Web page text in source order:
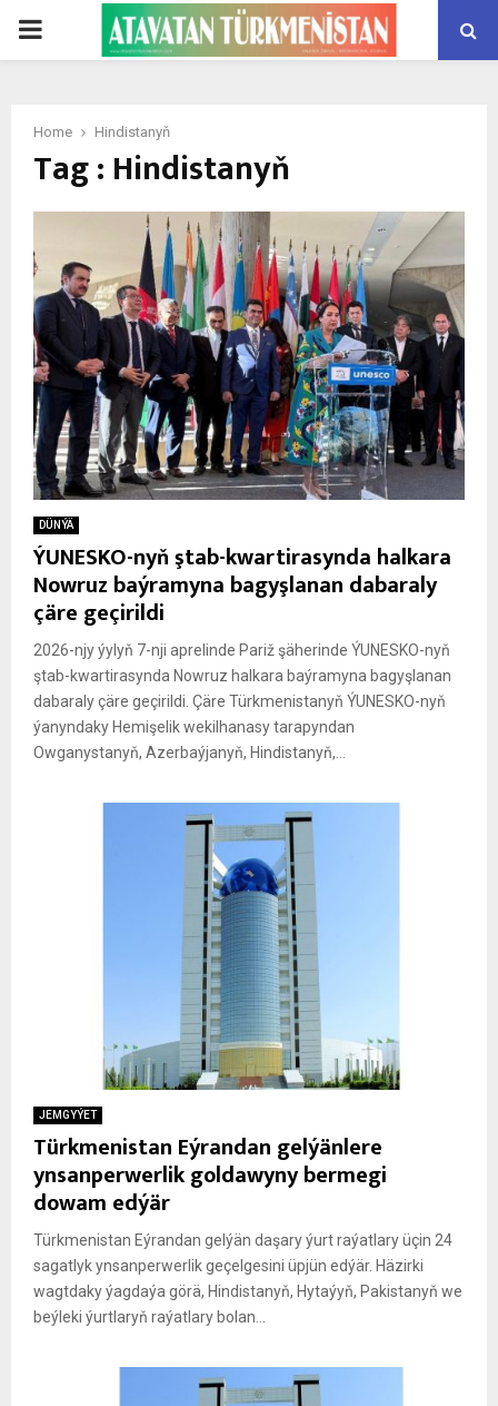
PRIMARY
Home Hindistanyň
Tag : Hindistanyň
DÜNÝÄ
ÝUNESKO-nyň ştab-kwartirasynda halkara
Nowruz baýramyna bagyşlanan dabaraly
çäre geçirildi
2026-njy ýylyň 7-nji aprelinde Pariž şäherinde ÝUNESKO-nyň
ştab-kwartirasynda Nowruz halkara baýramyna bagyşlanan
dabaraly çäre geçirildi. Çäre Türkmenistanyň ÝUNESKO-nyň
ýanyndaky Hemişelik wekilhanasy tarapyndan
Owganystanyň, Azerbaýjanyň, Hindistanyň,...
JEMGYÝET
Türkmenistan Eýrandan gelýänlere
ynsanperwerlik goldawyny bermegi
dowam edýär
Türkmenistan Eýrandan gelýän daşary ýurt raýatlary üçin 24
sagatlyk ynsanperwerlik geçelgesini üpjün edýär. Häzirki
wagtdaky ýagdaýa görä, Hindistanyň, Hytaýyň, Pakistanyň we
beýleki ýurtlaryň raýatlary bolan...